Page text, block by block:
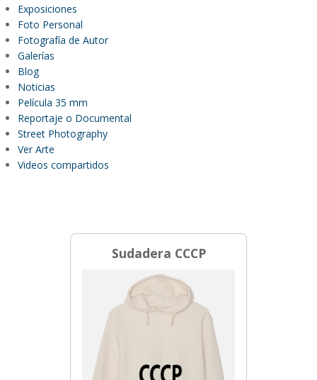
Exposiciones
Foto Personal
Fotografía de Autor
Galerías
Blog
Noticias
Película 35 mm
Reportaje o Documental
Street Photography
Ver Arte
Videos compartidos
Sudadera CCCP